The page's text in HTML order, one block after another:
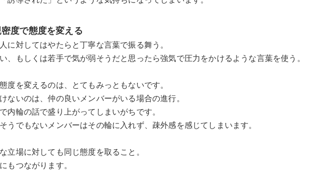
度で態度を変える
に対してはやたらと丁寧な言葉で振る舞う。
、もしくは若手で気が弱そうだと思ったら強気で圧力をかけるような言葉を使う。
度を変えるのは、とてもみっともないです。
ないのは、仲の良いメンバーがいる場合の進行。
内輪の話で盛り上がってしまいがちです。
うでもないメンバーはその輪に入れず、疎外感を感じてしまいます。
立場に対しても同じ態度を取ること。
もつながります。